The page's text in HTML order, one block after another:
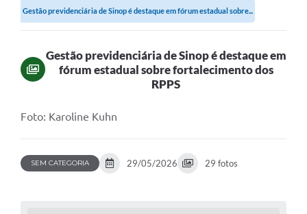
Gestão previdenciária de Sinop é destaque em fórum estadual sobre...
Gestão previdenciária de Sinop é destaque em
fórum estadual sobre fortalecimento dos
RPPS
Foto: Karoline Kuhn
SEM CATEGORIA 29/05/2026 29 fotos